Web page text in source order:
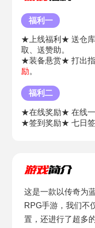
福利一
★上线福利★ 送仓库
取、送赞助。
★装备悬赏★ 打出指
励。
福利二
★在线奖励★ 在线
★签到奖励★ 七日
这是一款以传奇为
RPG手游，我们不
置，还进行了超多